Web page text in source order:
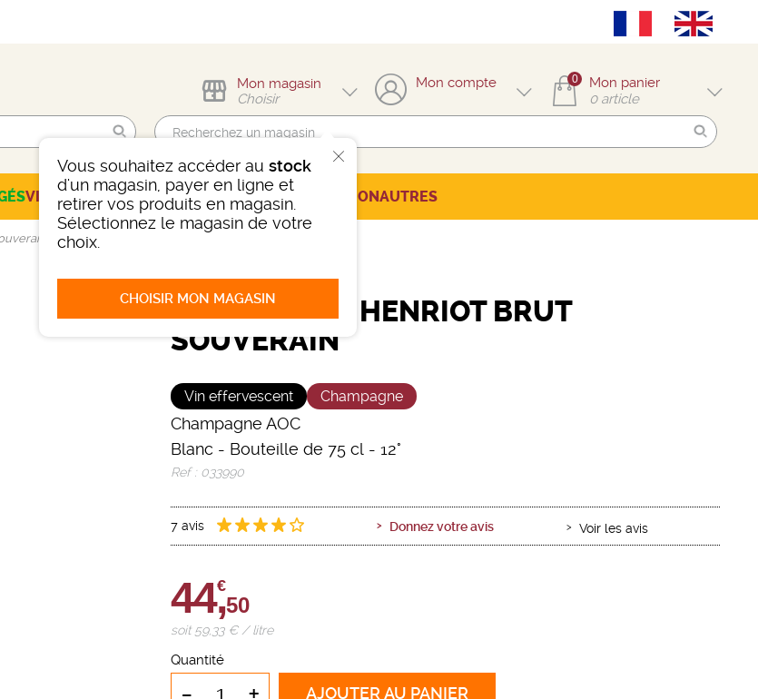
Trouvez-moi !
Mon magasin
Choisir
Vous souhaitez accéder au stock
d'un magasin, payer en ligne et
retirer vos produits en magasin.
Sélectionnez le magasin de votre
choix.
CHOISIR MON MAGASIN
Mon compte 0
Mon panier
0 article
VINSCHAMPAGNESSPIRITUEUXBIÈRES SÉLECTIONAUTRES
CHAMPAGNE HENRIOT BRUT
SOUVERAIN
Vin effervescent Champagne
Champagne AOC
Blanc - Bouteille de 75 cl - 12°
Ref : 033990
7 avis Donnez votre avis Voir les avis
44,
€
50
soit 59,33 € / litre
Quantité
AJOUTERAU PANIER